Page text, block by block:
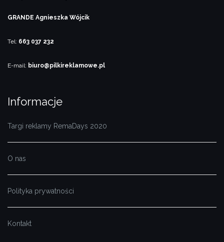
GRANDE Agnieszka Wójcik
Tel: 663 037 232
E-mail: biuro@pilkireklamowe.pl
Informacje
Targi reklamy RemaDays 2020
O nas
Polityka prywatności
Kontakt